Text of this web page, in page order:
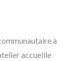
à
accueille